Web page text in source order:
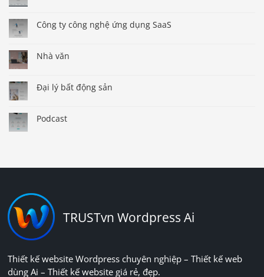
Công ty công nghệ ứng dụng SaaS
Nhà văn
Đại lý bất động sản
Podcast
TRUSTvn Wordpress Ai
Thiết kế website Wordpress chuyên nghiệp – Thiết kế web
dùng Ai – Thiết kế website giá rẻ, đẹp.